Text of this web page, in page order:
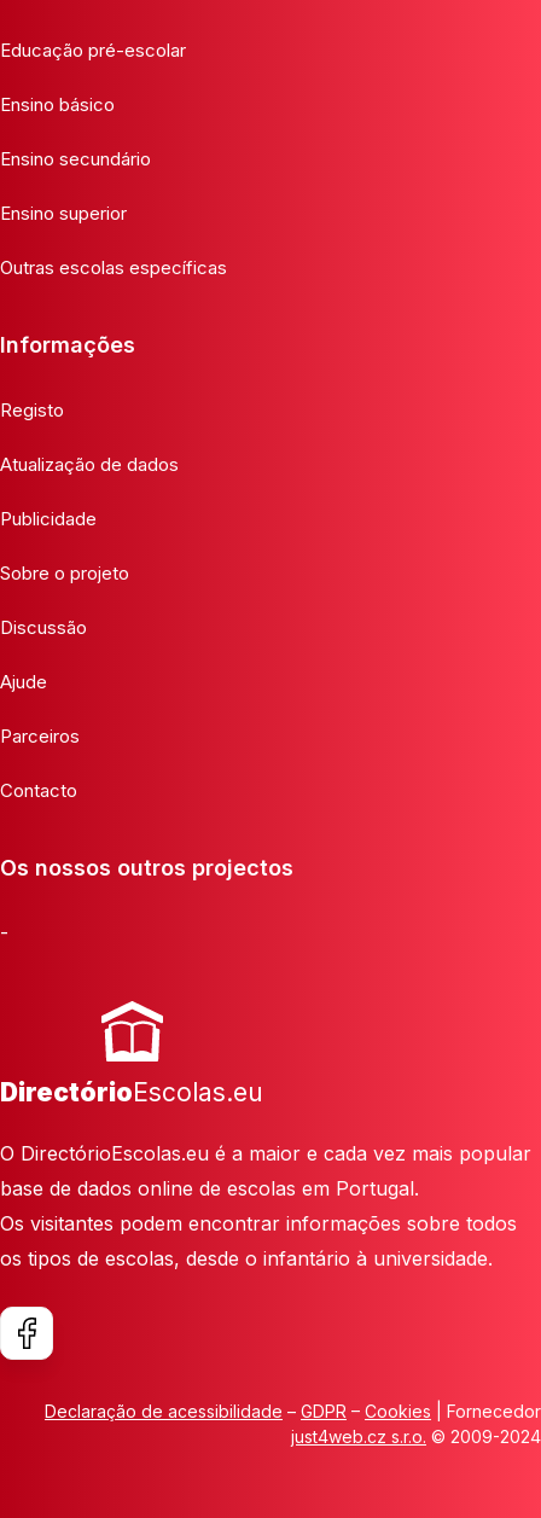
Educação pré-escolar
Ensino básico
Ensino secundário
Ensino superior
Outras escolas específicas
Informações
Registo
Atualização de dados
Publicidade
Sobre o projeto
Discussão
Ajude
Parceiros
Contacto
Os nossos outros projectos
-
DirectórioEscolas.eu
O DirectórioEscolas.eu é a maior e cada vez mais popular
base de dados online de escolas em Portugal.
Os visitantes podem encontrar informações sobre todos
os tipos de escolas, desde o infantário à universidade.
Declaração de acessibilidade – GDPR – Cookies | Fornecedor
just4web.cz s.r.o. © 2009-2024